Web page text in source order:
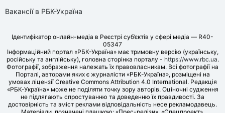
Вакансії в РБК-Україна
Ідентифікатор онлайн-медіа в Реєстрі суб’єктів у сфері медіа — R40-
05347
Інформаційний портал «РБК-Україна» має тримовну версію (українську,
російську та англійську), головна сторінка порталу - https://www.rbc.ua.
Фотографії, зображення належать їх правовласникам. Всі фотографії на
Порталі, авторами яких є журналісти «РБК-Україна», розміщені на
умовах ліцензії Creative Commons Attribution 4.0 International. Редакція
«РБК-Україна» може не поділяти точку зору авторів. Оціночні судження
не підлягають спростуванню та доведенню їх правдивості. За
достовірність та зміст реклами відповідальність несе рекламодавець.